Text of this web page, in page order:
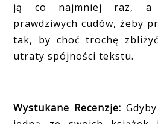
ją co najmniej raz, a
prawdziwych cudów, żeby
tak, by choć trochę
utraty spójności tekstu.
Wystukane Recenzje: